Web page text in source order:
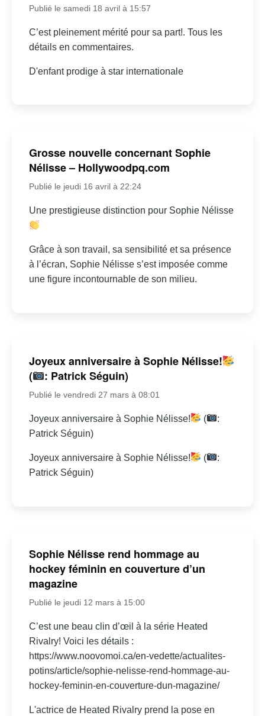
Publié le samedi 18 avril à 15:57
C’est pleinement mérité pour sa part!. Tous les
détails en commentaires.
D'enfant prodige à star internationale
Grosse nouvelle concernant Sophie
Nélisse – Hollywoodpq.com
Publié le jeudi 16 avril à 22:24
Une prestigieuse distinction pour Sophie Nélisse
Grâce à son travail, sa sensibilité et sa présence
à l’écran, Sophie Nélisse s’est imposée comme
une figure incontournable de son milieu.
Joyeux anniversaire à Sophie Nélisse!
(
: Patrick Séguin)
Publié le vendredi 27 mars à 08:01
Joyeux anniversaire à Sophie Nélisse! (
:
Patrick Séguin)
Joyeux anniversaire à Sophie Nélisse! (
:
Patrick Séguin)
Sophie Nélisse rend hommage au
hockey féminin en couverture d’un
magazine
Publié le jeudi 12 mars à 15:00
C’est une beau clin d’œil à la série Heated
Rivalry! Voici les détails :
https://www.noovomoi.ca/en-vedette/actualites-
potins/article/sophie-nelisse-rend-hommage-au-
hockey-feminin-en-couverture-dun-magazine/
L'actrice de Heated Rivalry prend la pose en